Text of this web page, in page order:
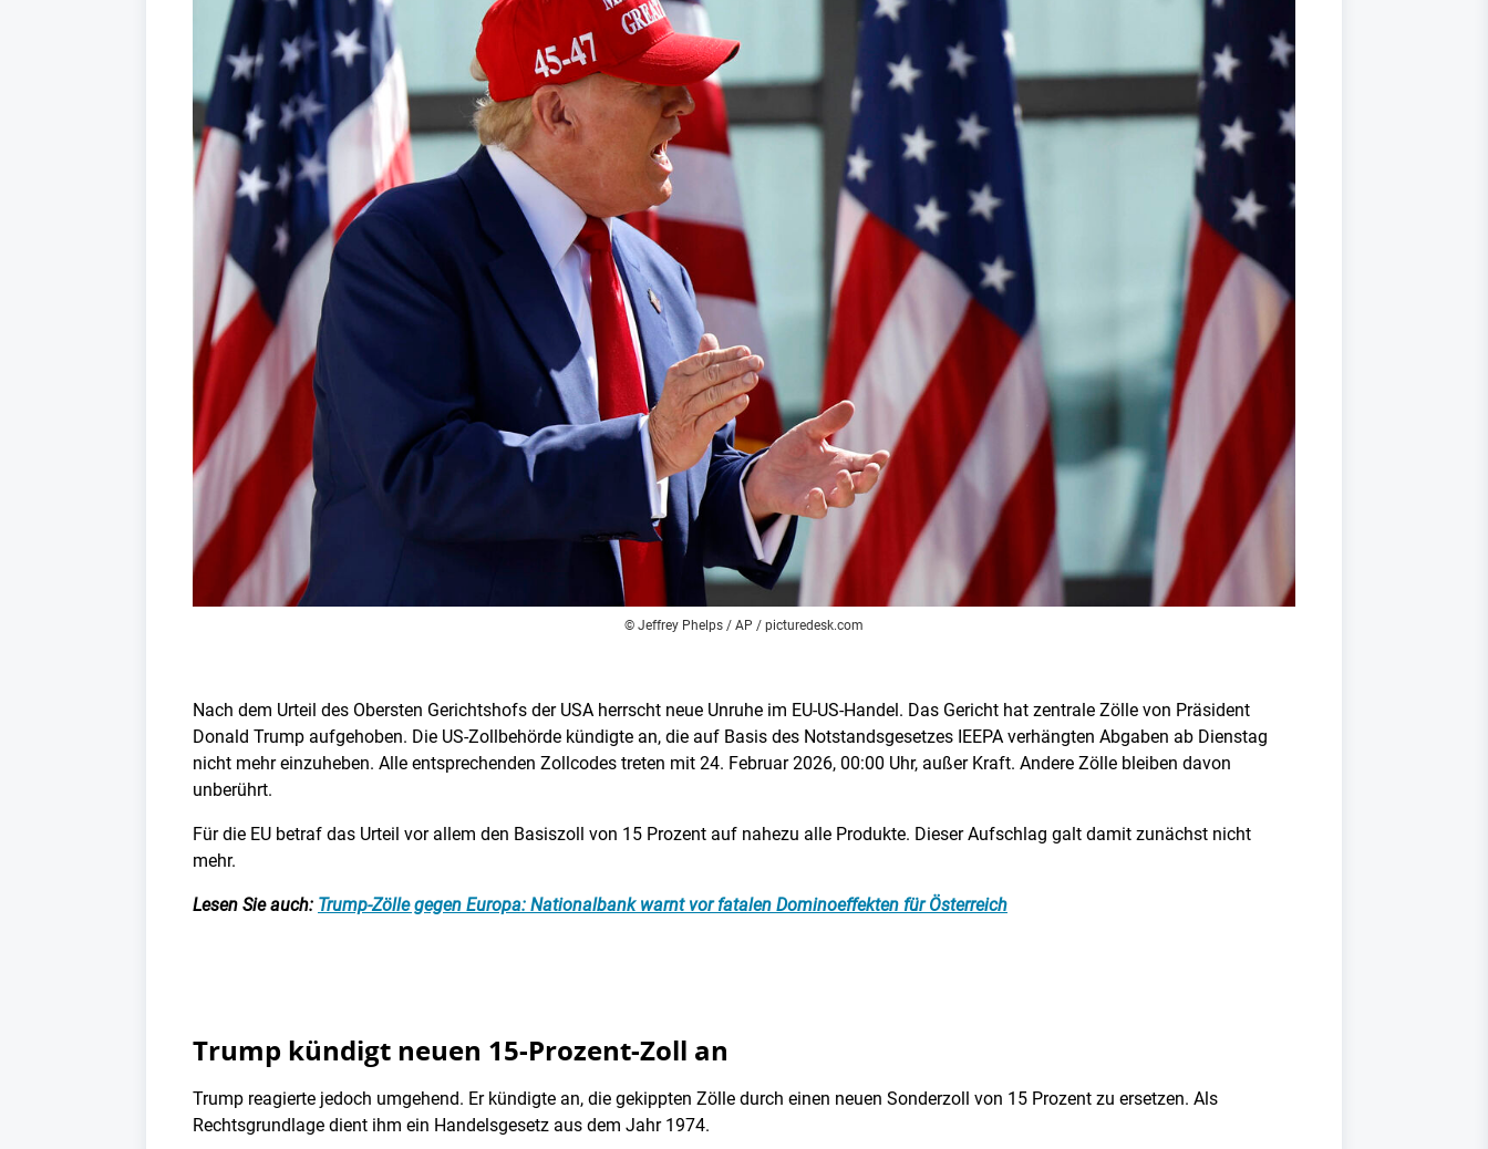
© Jeffrey Phelps / AP / picturedesk.com
Nach dem Urteil des Obersten Gerichtshofs der USA herrscht neue Unruhe im EU-US-Handel. Das Gericht hat zentrale Zölle von Präsident
Donald Trump aufgehoben. Die US-Zollbehörde kündigte an, die auf Basis des Notstandsgesetzes IEEPA verhängten Abgaben ab Dienstag
nicht mehr einzuheben. Alle entsprechenden Zollcodes treten mit 24. Februar 2026, 00:00 Uhr, außer Kraft. Andere Zölle bleiben davon
unberührt.
Für die EU betraf das Urteil vor allem den Basiszoll von 15 Prozent auf nahezu alle Produkte. Dieser Aufschlag galt damit zunächst nicht
mehr.
Lesen Sie auch: Trump-Zölle gegen Europa: Nationalbank warnt vor fatalen Dominoeffekten für Österreich
Trump kündigt neuen 15-Prozent-Zoll an
Trump reagierte jedoch umgehend. Er kündigte an, die gekippten Zölle durch einen neuen Sonderzoll von 15 Prozent zu ersetzen. Als
Rechtsgrundlage dient ihm ein Handelsgesetz aus dem Jahr 1974.